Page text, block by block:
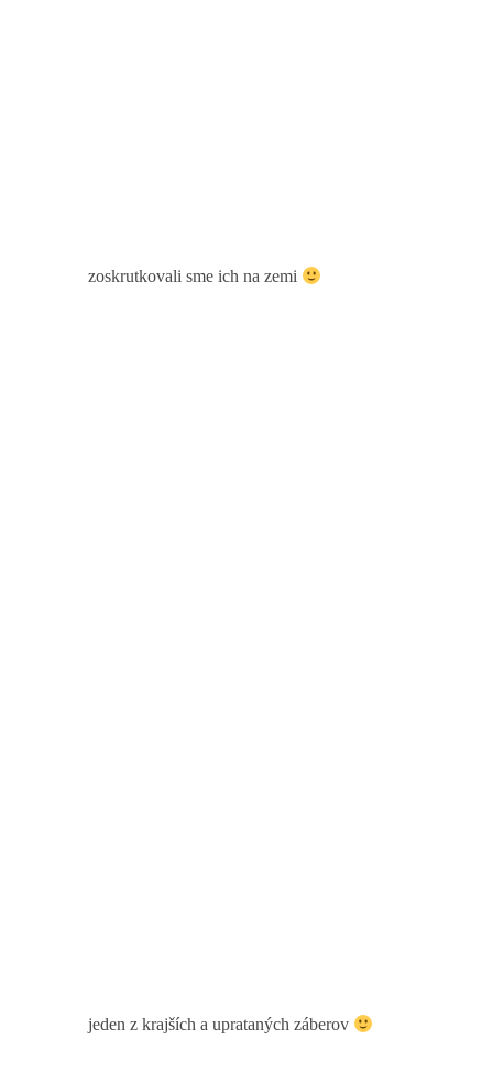
zoskrutkovali sme ich na zemi
jeden z krajších a uprataných záberov